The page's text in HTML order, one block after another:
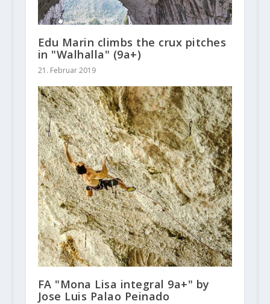
Edu Marin climbs the crux pitches
in "Walhalla" (9a+)
21. Februar 2019
FA "Mona Lisa integral 9a+" by
Jose Luis Palao Peinado